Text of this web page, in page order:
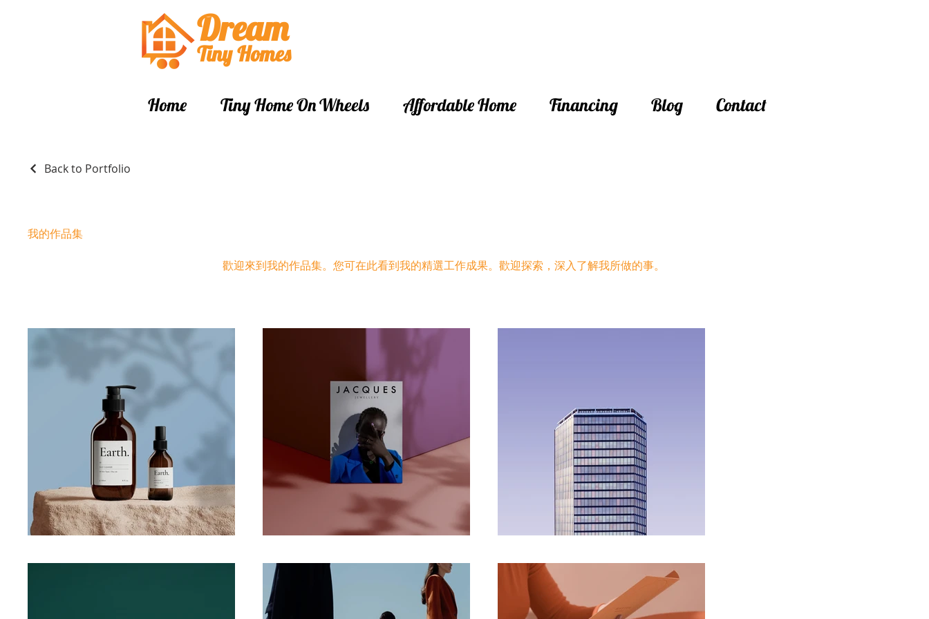
Dream
Tiny Homes
Home Tiny Home On Wheels Affordable Home Financing Blog Contact
Back to Portfolio
我的作品集
歡迎來到我的作品集。您可在此看到我的精選工作成果。歡迎探索，深入了解我所做的事。